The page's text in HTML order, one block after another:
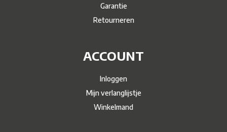
Garantie
Retourneren
ACCOUNT
Inloggen
Mijn verlanglijstje
Winkelmand